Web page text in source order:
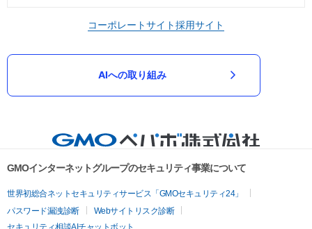
コーポレートサイト採用サイト
AIへの取り組み
GMOインターネットグループのセキュリティ事業について
世界初総合ネットセキュリティサービス「GMOセキュリティ24」
パスワード漏洩診断
Webサイトリスク診断
セキュリティ相談AIチャットボット